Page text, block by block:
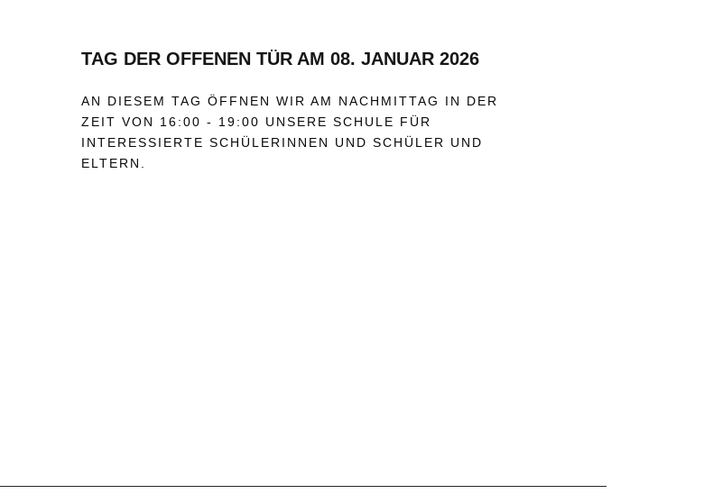
TAG DER OFFENEN TÜR AM 08. JANUAR 2026
AN DIESEM TAG ÖFFNEN WIR AM NACHMITTAG IN DER
ZEIT VON 16:00 - 19:00 UNSERE SCHULE FÜR
INTERESSIERTE SCHÜLERINNEN UND SCHÜLER UND
ELTERN.